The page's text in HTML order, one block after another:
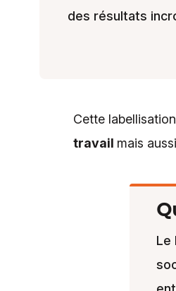
des résultats
Cette
travail mais
Le